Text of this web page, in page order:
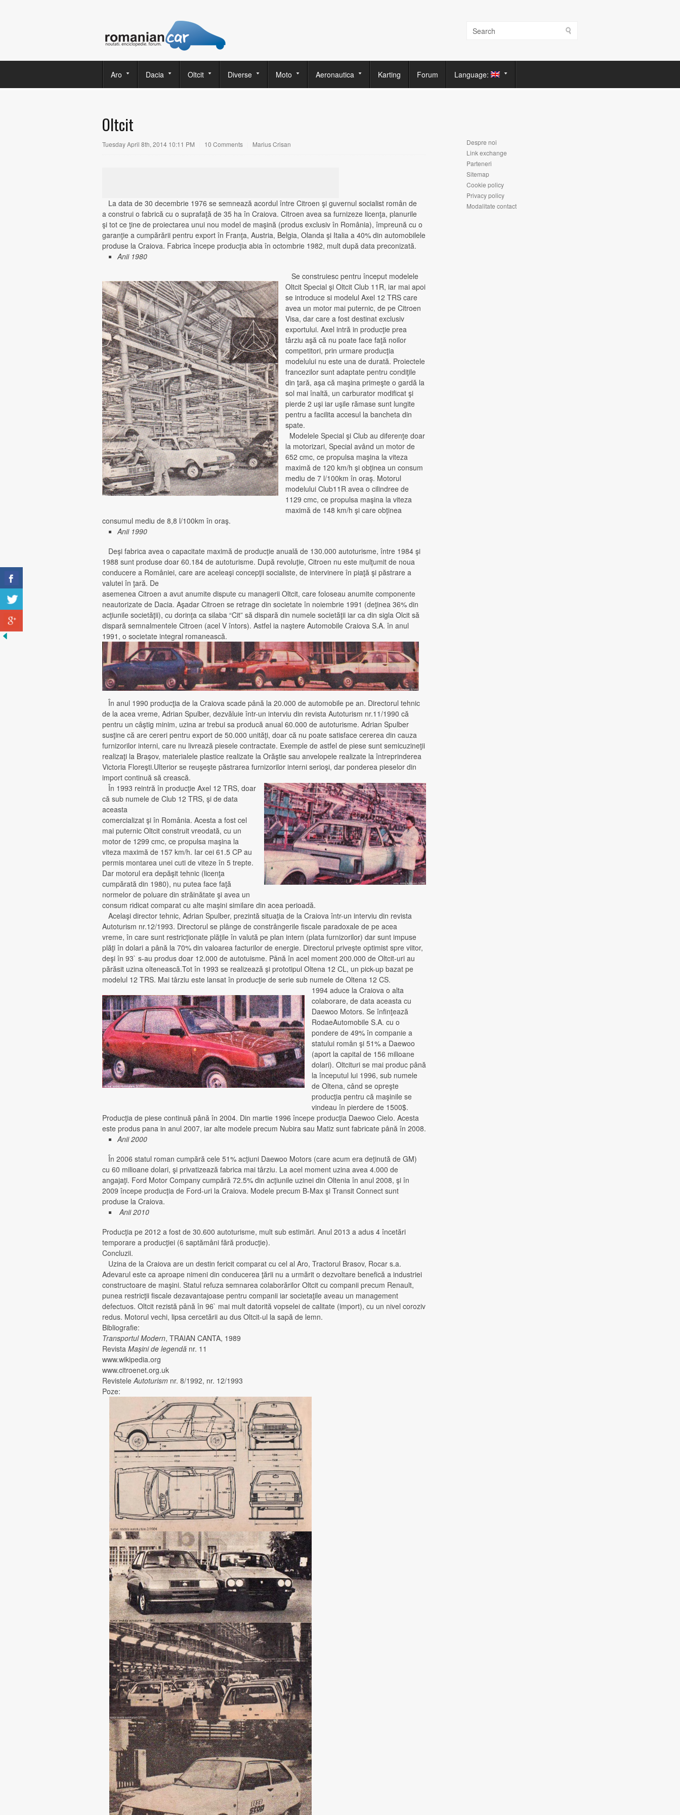
Aro Dacia Oltcit Diverse Moto Aeronautica Karting Forum Language:
Oltcit
Tuesday April 8th, 2014 10:11 PM 10 Comments Marius Crisan
La data de 30 decembrie 1976 se semnează acordul între Citroen şi guvernul socialist român de
a construi o fabrică cu o suprafaţă de 35 ha în Craiova. Citroen avea sa furnizeze licenţa, planurile
şi tot ce ţine de proiectarea unui nou model de maşină (produs exclusiv în România), împreună cu o
garanţie a cumpărării pentru export în Franţa, Austria, Belgia, Olanda şi Italia a 40% din automobilele
produse la Craiova. Fabrica începe producţia abia în octombrie 1982, mult după data preconizată.
Anii 1980
Se construiesc pentru început modelele
Oltcit Special şi Oltcit Club 11R, iar mai apoi
se introduce si modelul Axel 12 TRS care
avea un motor mai puternic, de pe Citroen
Visa, dar care a fost destinat exclusiv
exportului. Axel intră in producţie prea
târziu aşă că nu poate face faţă noilor
competitori, prin urmare producţia
modelului nu este una de durată. Proiectele
francezilor sunt adaptate pentru condiţile
din ţară, aşa că maşina primeşte o gardă la
sol mai înaltă, un carburator modificat şi
pierde 2 uşi iar uşile rămase sunt lungite
pentru a facilita accesul la bancheta din
spate.
Modelele Special şi Club au diferenţe doar
la motorizari, Special având un motor de
652 cmc, ce propulsa maşina la viteza
maximă de 120 km/h şi obţinea un consum
mediu de 7 l/100km în oraş. Motorul
modelului Club11R avea o cilindree de
1129 cmc, ce propulsa maşina la viteza
maximă de 148 km/h şi care obţinea
consumul mediu de 8,8 l/100km în oraş.
Anii 1990
Deşi fabrica avea o capacitate maximă de producţie anuală de 130.000 autoturisme, între 1984 şi
1988 sunt produse doar 60.184 de autoturisme. După revoluţie, Citroen nu este mulţumit de noua
conducere a României, care are aceleaşi concepţii socialiste, de intervinere în piaţă şi păstrare a
valutei în ţară. De
asemenea Citroen a avut anumite dispute cu managerii Oltcit, care foloseau anumite componente
neautorizate de Dacia. Aşadar Citroen se retrage din societate în noiembrie 1991 (deţinea 36% din
acţiunile societăţii), cu dorinţa ca silaba “Cit” să dispară din numele societăţii iar ca din sigla Olcit să
dispară semnalmentele Citroen (acel V întors). Astfel ia naştere Automobile Craiova S.A. în anul
1991, o societate integral romanească.
În anul 1990 producţia de la Craiova scade până la 20.000 de automobile pe an. Directorul tehnic
de la acea vreme, Adrian Spulber, dezvăluie într-un interviu din revista Autoturism nr.11/1990 că
pentru un câştig minim, uzina ar trebui sa producă anual 60.000 de autoturisme. Adrian Spulber
susţine că are cereri pentru export de 50.000 unităţi, doar că nu poate satisface cererea din cauza
furnizorilor interni, care nu livrează piesele contractate. Exemple de astfel de piese sunt semicuzineţii
realizaţi la Braşov, materialele plastice realizate la Orăştie sau anvelopele realizate la întreprinderea
Victoria Floreşti.Ulterior se reuşeşte păstrarea furnizorilor interni serioşi, dar ponderea pieselor din
import continuă să crească.
În 1993 reintră în producţie Axel 12 TRS, doar
că sub numele de Club 12 TRS, şi de data
aceasta
comercializat şi în România. Acesta a fost cel
mai puternic Oltcit construit vreodată, cu un
motor de 1299 cmc, ce propulsa maşina la
viteza maximă de 157 km/h. Iar cei 61.5 CP au
permis montarea unei cuti de viteze în 5 trepte.
Dar motorul era depăşit tehnic (licenţa
cumpărată din 1980), nu putea face faţă
normelor de poluare din străinătate şi avea un
consum ridicat comparat cu alte maşini similare din acea perioadă.
Acelaşi director tehnic, Adrian Spulber, prezintă situaţia de la Craiova într-un interviu din revista
Autoturism nr.12/1993. Directorul se plânge de constrângerile fiscale paradoxale de pe acea
vreme, în care sunt restricţionate plăţile în valută pe plan intern (plata furnizorilor) dar sunt impuse
plăţi în dolari a până la 70% din valoarea facturilor de energie. Directorul priveşte optimist spre viitor,
deşi în 93` s-au produs doar 12.000 de autotuisme. Până în acel moment 200.000 de Oltcit-uri au
părăsit uzina oltenească.Tot în 1993 se realizează şi prototipul Oltena 12 CL, un pick-up bazat pe
modelul 12 TRS. Mai târziu este lansat în producţie de serie sub numele de Oltena 12 CS.
1994 aduce la Craiova o alta
colaborare, de data aceasta cu
Daewoo Motors. Se înfinţează
RodaeAutomobile S.A. cu o
pondere de 49% în companie a
statului român şi 51% a Daewoo
(aport la capital de 156 milioane
dolari). Oltcituri se mai produc până
la începutul lui 1996, sub numele
de Oltena, când se opreşte
producţia pentru că maşinile se
vindeau în pierdere de 1500$.
Producţia de piese continuă până în 2004. Din martie 1996 începe producţia Daewoo Cielo. Acesta
este produs pana in anul 2007, iar alte modele precum Nubira sau Matiz sunt fabricate până în 2008.
Anii 2000
În 2006 statul roman cumpără cele 51% acţiuni Daewoo Motors (care acum era deţinută de GM)
cu 60 milioane dolari, şi privatizează fabrica mai târziu. La acel moment uzina avea 4.000 de
angajaţi. Ford Motor Company cumpără 72.5% din acţiunile uzinei din Oltenia în anul 2008, şi în
2009 începe producţia de Ford-uri la Craiova. Modele precum B-Max şi Transit Connect sunt
produse la Craiova.
Anii 2010
Producţia pe 2012 a fost de 30.600 autoturisme, mult sub estimări. Anul 2013 a adus 4 încetări
temporare a producţiei (6 saptămâni fără producţie).
Concluzii.
Uzina de la Craiova are un destin fericit comparat cu cel al Aro, Tractorul Brasov, Rocar s.a.
Adevarul este ca aproape nimeni din conducerea ţării nu a urmărit o dezvoltare benefică a industriei
constructoare de maşini. Statul refuza semnarea colaborărilor Oltcit cu companii precum Renault,
punea restricţii fiscale dezavantajoase pentru companii iar societaţile aveau un management
defectuos. Oltcit rezistă până în 96` mai mult datorită vopselei de calitate (import), cu un nivel coroziv
redus. Motorul vechi, lipsa cercetării au dus Oltcit-ul la sapă de lemn.
Bibliografie:
Transportul Modern, TRAIAN CANTA, 1989
Revista Maşini de legendă nr. 11
www.wikipedia.org
www.citroenet.org.uk
RevisteleAutoturism nr. 8/1992, nr. 12/1993
Poze:
Despre noi
Link exchange
Parteneri
Sitemap
Cookie policy
Privacy policy
Modalitate contact